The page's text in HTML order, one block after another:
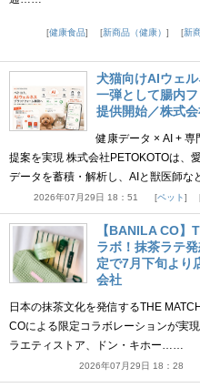
健康食品
新商品（健康） 新
犬猫向けAIウェ
一弾として腸内
提供開始／株式
健康データ × AI +
提案を実現 株式会社PETOKOTOは、
データを蓄積・解析し、AIと獣医師
2026年07月29日 18：51 ペット
【BANILA CO】
ラボ！抹茶ラテ
定で7月下旬より
会社
日本の抹茶文化を発信するTHE
COによる限定コラボレーションが実
ラエティストア、ドン・キホー……
2026年07月29日 18：28